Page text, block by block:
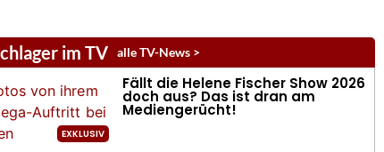
im TV alle TV-News >
Fällt die Helene Fischer Show 2026
doch aus? Das ist dran am
Mediengerücht!